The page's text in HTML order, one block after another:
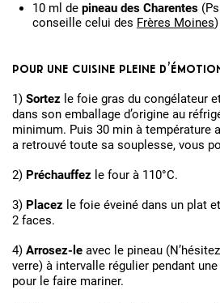
10 ml de pineau des Charentes
conseille celui des Frères Moines)
pour une cuisine pleine
1) Sortez le foie gras du congélateur
dans son emballage d’origine au
minimum. Puis 30 min à température
a retrouvé toute sa souplesse, vous
2) Préchauffez le four à 110°C.
3) Placez le foie éveiné dans un plat et
2 faces.
4) Arrosez-le avec le pineau
verre) à intervalle régulier pendant
pour le faire mariner.